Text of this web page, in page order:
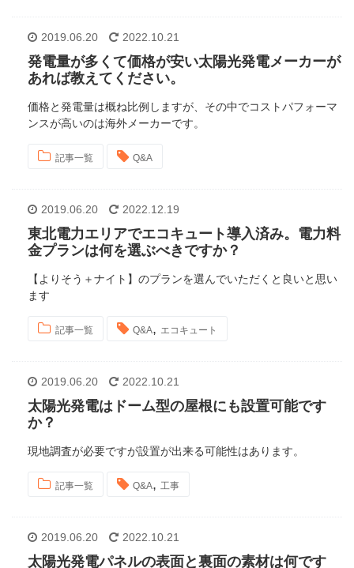
2019.06.20 2022.10.21
発電量が多くて価格が安い太陽光発電メーカーが
あれば教えてください。
価格と発電量は概ね比例しますが、その中でコストパフォーマ
ンスが高いのは海外メーカーです。
記事一覧 Q&A
2019.06.20 2022.12.19
東北電力エリアでエコキュート導入済み。電力料
金プランは何を選ぶべきですか？
【よりそう＋ナイト】のプランを選んでいただくと良いと思い
ます
記事一覧 Q&A, エコキュート
2019.06.20 2022.10.21
太陽光発電はドーム型の屋根にも設置可能です
か？
現地調査が必要ですが設置が出来る可能性はあります。
記事一覧 Q&A, 工事
2019.06.20 2022.10.21
太陽光発電パネルの表面と裏面の素材は何です